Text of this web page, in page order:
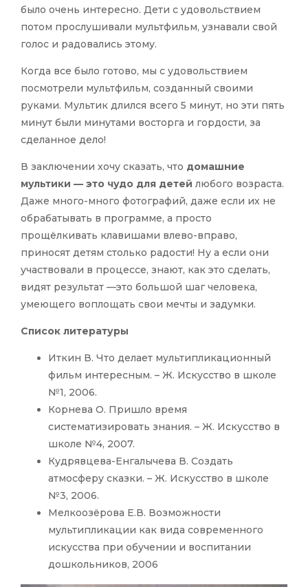
было очень интересно. Дети с удовольствием
потом прослушивали мультфильм, узнавали свой
голос и радовались этому.
Когда все было готово, мы с удовольствием
посмотрели мультфильм, созданный своими
руками. Мультик длился всего 5 минут, но эти пять
минут были минутами восторга и гордости, за
сделанное дело!
В заключении хочу сказать, что домашние
мультики — это чудо для детей любого возраста.
Даже много-много фотографий, даже если их не
обрабатывать в программе, а просто
прощёлкивать клавишами влево-вправо,
приносят детям столько радости! Ну а если они
участвовали в процессе, знают, как это сделать,
видят результат —это большой шаг человека,
умеющего воплощать свои мечты и задумки.
Список литературы
Иткин В. Что делает мультипликационный
фильм интересным. – Ж. Искусство в школе
№1, 2006.
Корнева О. Пришло время
систематизировать знания. – Ж. Искусство в
школе №4, 2007.
Кудрявцева-Енгалычева В. Создать
атмосферу сказки. – Ж. Искусство в школе
№3, 2006.
Мелкоозёрова Е.В. Возможности
мультипликации как вида современного
искусства при обучении и воспитании
дошкольников, 2006